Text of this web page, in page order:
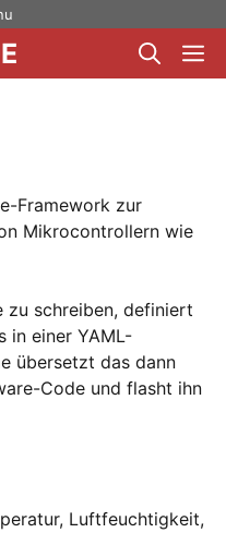
Framework zur
Mikrocontrollern wie
zu schreiben, definiert
in einer YAML-
übersetzt das dann
Code und flasht ihn
Luftfeuchtigkeit,